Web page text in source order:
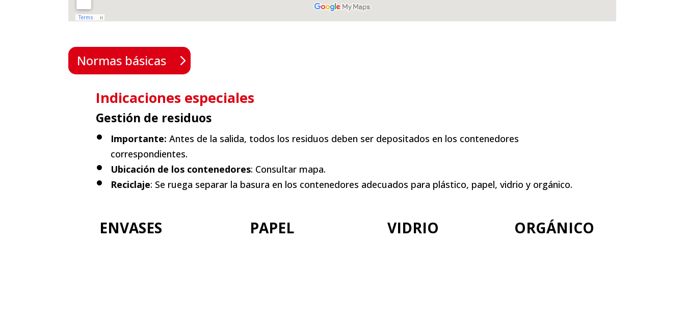
Normas básicas
Indicaciones especiales
Gestión de residuos
Importante:Antes de la salida, todos los residuos deben ser depositados en los contenedores
correspondientes.
Ubicación de los contenedores: Consultar mapa.
Reciclaje: Se ruega separar la basura en los contenedores adecuados para plástico, papel, vidrio y orgánico.
ENVASES PAPEL VIDRIO ORGÁNICO